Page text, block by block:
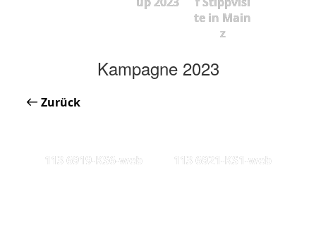
te in Main
z
Kampagne 2023
Zurück
113 6919-KS6-web 113 6921-KS1-web